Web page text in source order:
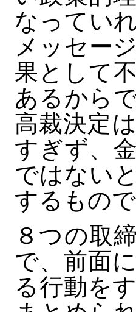
なってい
メッセー
果として
あるから
高裁決定
すぎず、
ではない
するもので
８つの取
で、前面
る行動を